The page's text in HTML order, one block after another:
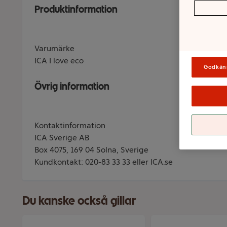
Produktinformation
Varumärke
ICA I love eco
Övrig information
Kontaktinformation
ICA Sverige AB
Box 4075, 169 04 Solna, Sverige
Kundkontakt: 020-83 33 33 eller ICA.se
Du kanske också gillar